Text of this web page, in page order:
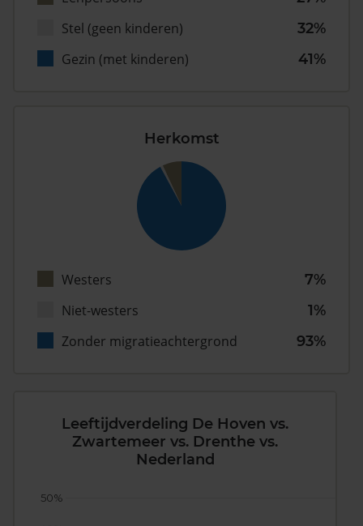
Stel (geen kinderen)
32%
Gezin (met kinderen)
41%
Herkomst
Westers
7%
Niet-westers
1%
Zonder migratieachtergrond
93%
Leeftijdverdeling De Hoven vs.
Zwartemeer vs. Drenthe vs.
Nederland
50%